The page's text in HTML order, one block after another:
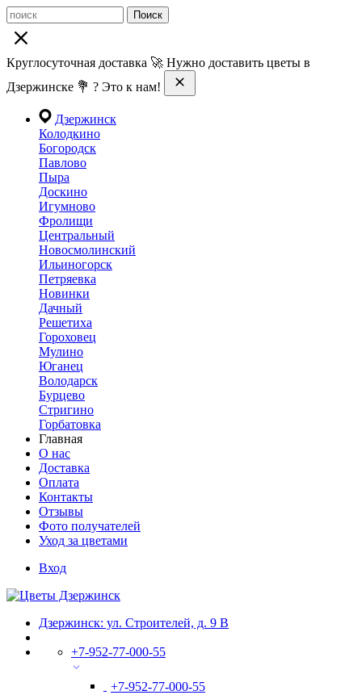
Поиск
Круглосуточная доставка 🚀 Нужно доставить цветы в
Дзержинске 💐 ? Это к нам!
Дзержинск
Колодкино
Богородск
Павлово
Пыра
Доскино
Игумново
Фролищи
Центральный
Новосмолинский
Ильиногорск
Петряевка
Новинки
Дачный
Решетиха
Гороховец
Мулино
Юганец
Володарск
Бурцево
Стригино
Горбатовка
Главная
О нас
Доставка
Оплата
Контакты
Отзывы
Фото получателей
Уход за цветами
Вход
Дзержинск: ул. Строителей, д. 9 В
+7-952-77-000-55
+7-952-77-000-55